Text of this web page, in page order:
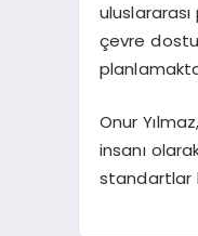
çevre
Onur
insanı
standartlar